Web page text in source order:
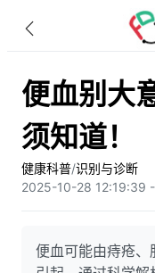
便血别大
须知道！
健康科普/识别与诊断
2025-10-28 12:19:39
便血可能由痔疮、